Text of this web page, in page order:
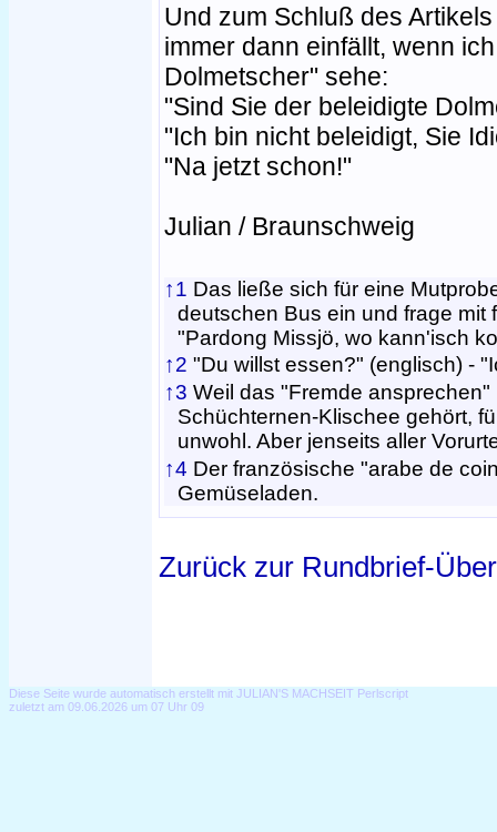
Und zum Schluß des
immer dann einfällt, wenn
Dolmetscher" sehe:
"Sind Sie der beleidigte
"Ich bin nicht beleidigt, Sie
"Na jetzt schon!"
Julian / Braunschweig
↑1 Das ließe sich für eine
deutschen Bus ein und frage mit
"Pardong Missjö, wo kann'isch
↑2 "Du willst essen?" (englisch) -
↑3 Weil das "Fremde
Schüchternen-Klischee gehört,
unwohl. Aber jenseits aller
↑4 Der französische "arabe de
Gemüseladen.
Zurück zur Rundbrief-
Diese Seite wurde automatisch erstellt mit JULIAN'S MACHSEIT Perlscript
zuletzt am 09.06.2026 um 07 Uhr 09